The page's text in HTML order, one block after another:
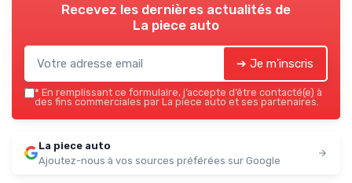
Recevez les dernières actualités de
La piece auto
➔ Je m'inscris
* En remplissant ce formulaire, j’accepte d’être contacté(e) à
des fins commerciales par La piece auto et ses partenaires.
La piece auto
Ajoutez-nous à vos sources préférées sur Google